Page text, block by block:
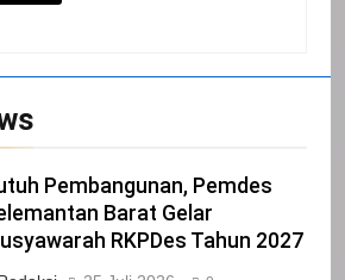
Pembangunan, Pemdes
Barat Gelar
RKPDes Tahun 2027
IKLAN
Iklan Pemerintah Kabupaten Siak